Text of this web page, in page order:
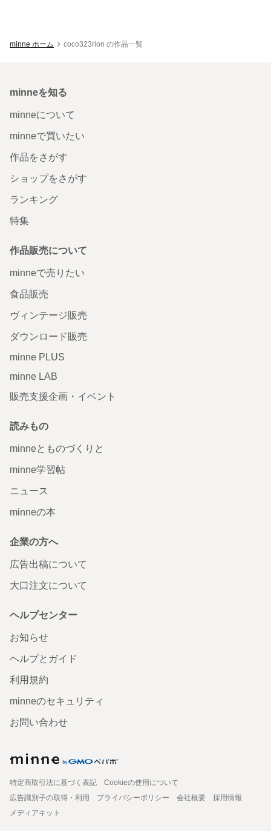
minne ホーム coco323rion の作品一覧
minneを知る
minneについて
minneで買いたい
作品をさがす
ショップをさがす
ランキング
特集
作品販売について
minneで売りたい
食品販売
ヴィンテージ販売
ダウンロード販売
minne PLUS
minne LAB
販売支援企画・イベント
読みもの
minneとものづくりと
minne学習帖
ニュース
minneの本
企業の方へ
広告出稿について
大口注文について
ヘルプセンター
お知らせ
ヘルプとガイド
利用規約
minneのセキュリティ
お問い合わせ
特定商取引法に基づく表記
Cookieの使用について
広告識別子の取得・利用
プライバシーポリシー 会社概要
採用情報
メディアキット